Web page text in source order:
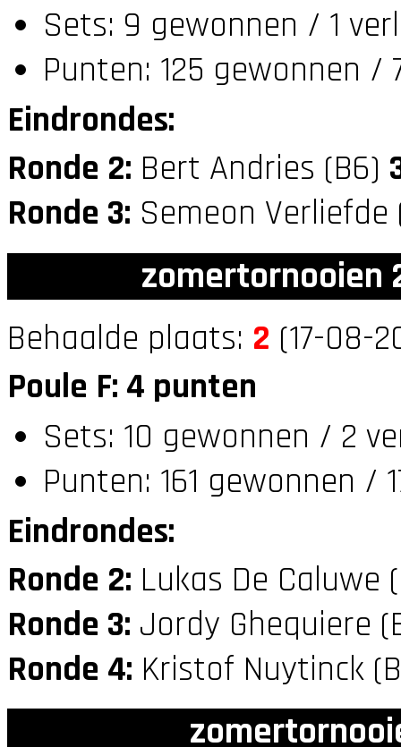
Sets: 9 gewonnen / 1
Punten: 125 gewonnen /
Eindrondes:
Ronde 2: Bert Andries (B6)
Ronde 3: Semeon
zomertornooien
Behaalde plaats: 2 (17-08-
Poule F: 4 punten
Sets: 10 gewonnen / 2
Punten: 161 gewonnen /
Eindrondes:
Ronde 2: Lukas De Caluwe
Ronde 3: Jordy Ghequiere
Ronde 4: Kristof Nuytinck